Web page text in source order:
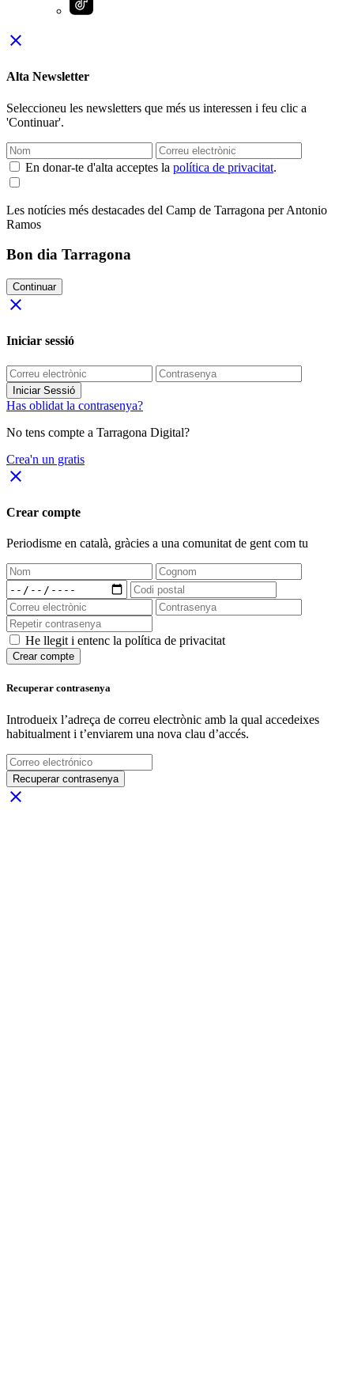
close
Alta Newsletter
Seleccioneu les newsletters que més us interessen i feu clic a
'Continuar'.
En donar-te d'alta acceptes la política de privacitat.
Les notícies més destacades del Camp de Tarragona per Antonio
Ramos
Bon dia Tarragona
Continuar
close
Iniciar sessió
Iniciar Sessió
Has oblidat la contrasenya?
No tens compte a Tarragona Digital?
Crea'n un gratis
close
Crear compte
Periodisme en català, gràcies a una comunitat de gent com tu
He llegit i entenc la política de privacitat
Crear compte
Recuperar contrasenya
Introdueix l’adreça de correu electrònic amb la qual accedeixes
habitualment i t’enviarem una nova clau d’accés.
Recuperar contrasenya
close